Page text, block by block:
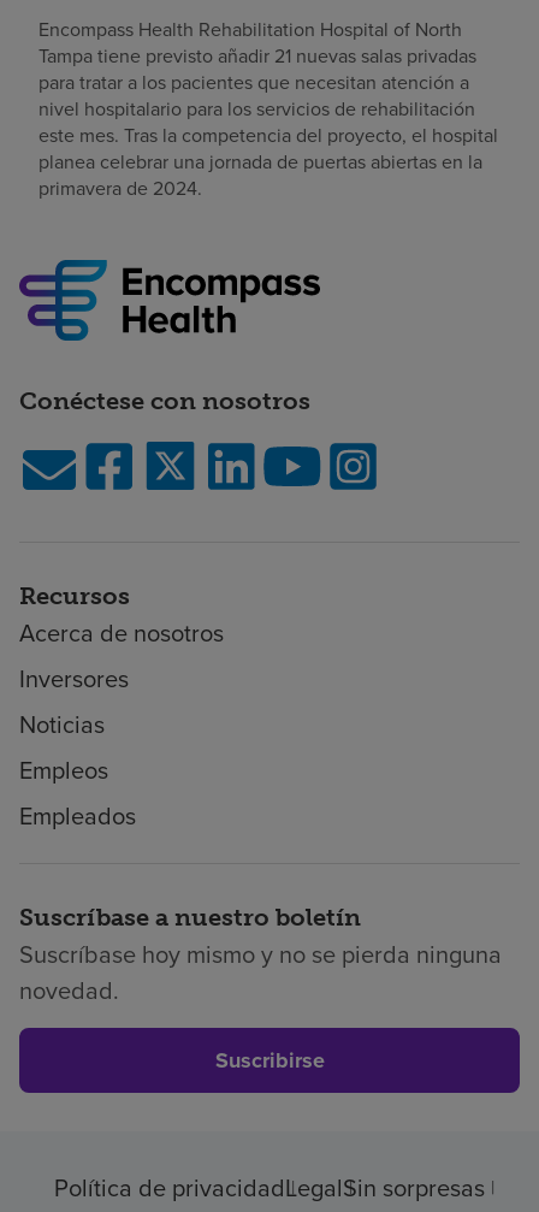
Encompass Health Rehabilitation Hospital of North
Tampa tiene previsto añadir 21 nuevas salas privadas
para tratar a los pacientes que necesitan atención a
nivel hospitalario para los servicios de rehabilitación
este mes. Tras la competencia del proyecto, el hospital
planea celebrar una jornada de puertas abiertas en la
primavera de 2024.
Conéctese con nosotros
Recursos
Acerca de nosotros
Inversores
Noticias
Empleos
Empleados
Suscríbase a nuestro boletín
Suscríbase hoy mismo y no se pierda ninguna
novedad.
Suscribirse
Política de privacidadLegalSin sorpresas